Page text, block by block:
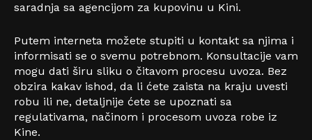
saradnja sa agencijom za kupovinu u Kini.
Putem interneta možete stupiti u kontakt sa njima i
informisati se o svemu potrebnom. Konsultacije vam
mogu dati širu sliku o čitavom procesu uvoza. Bez
obzira kakav ishod, da li ćete zaista na kraju uvesti
robu ili ne, detaljnije ćete se upoznati sa
regulativama, načinom i procesom uvoza robe iz
Kine.